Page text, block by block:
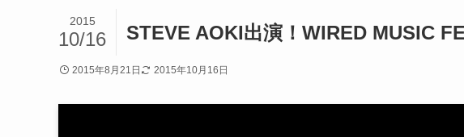
STEVE AOKI出演！WIRED MUSIC
2015
10/16
2015年8月21日 2015年10月16日